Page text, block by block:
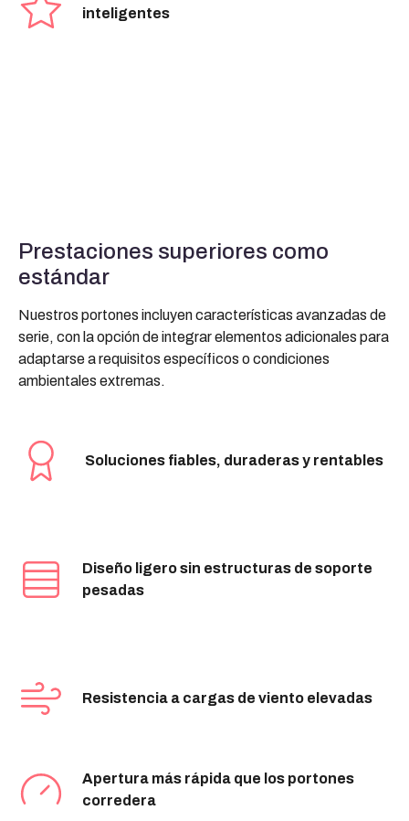
inteligentes
Prestaciones superiores como
estándar
Nuestros portones incluyen características avanzadas de
serie, con la opción de integrar elementos adicionales para
adaptarse a requisitos específicos o condiciones
ambientales extremas.
Soluciones fiables, duraderas y rentables
Diseño ligero sin estructuras de soporte
pesadas
Resistencia a cargas de viento elevadas
Apertura más rápida que los portones
corredera